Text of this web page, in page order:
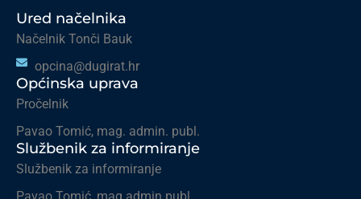
Ured načelnika
Načelnik Tonči Bauk
opcina@dugirat.hr
Općinska uprava
Pročelnik
Pavao Tomić, mag. admin. publ.
Službenik za informiranje
Službenik za informiranje